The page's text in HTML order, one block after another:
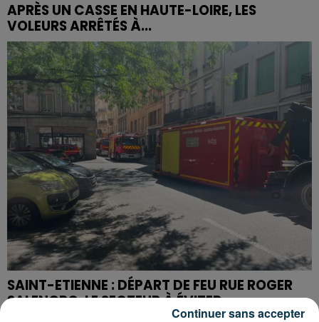
APRÈS UN CASSE EN HAUTE-LOIRE, LES
VOLEURS ARRÊTÉS À...
SAINT-ETIENNE : DÉPART DE FEU RUE ROGER
SALENGRO, LE SECTEUR À ÉVITER
Continuer sans accepter